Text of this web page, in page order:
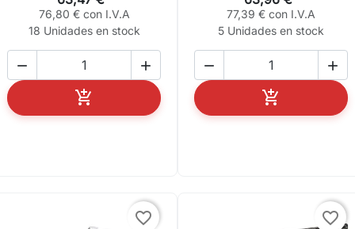
76,80 € con I.V.A
18 Unidades en stock
 
 AÑADIR AL CARRITO
77,39 € con I.V.A
5 Unidades en stock
 
 AÑADIR AL
favorite_border favorite_border